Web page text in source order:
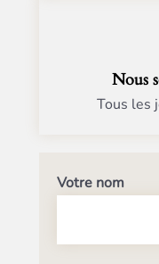
Nous
Tous les
Votre nom